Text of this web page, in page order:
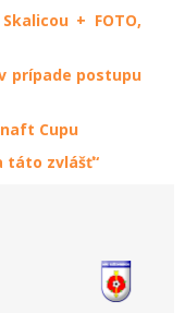
+ FOTO,
prípade postupu
Cupu
táto zvlášť“